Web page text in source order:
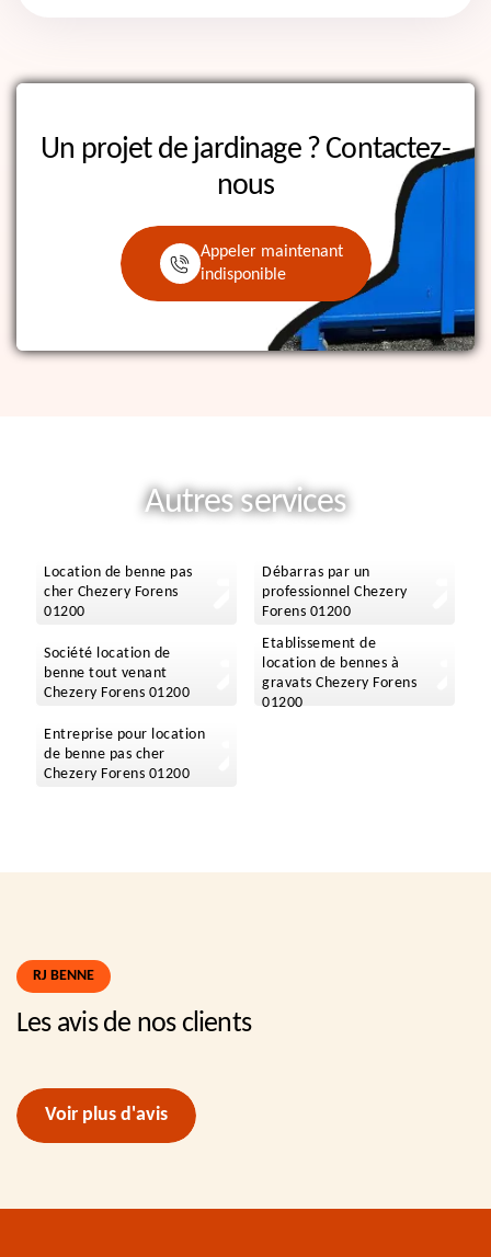
Un projet de jardinage ? Contactez-
nous
Appeler maintenant
indisponible
Autres services
Location de benne pas
cher Chezery Forens
01200
Débarras par un
professionnel Chezery
Forens 01200
Société location de
benne tout venant
Chezery Forens 01200
Etablissement de
location de bennes à
gravats Chezery Forens
01200
Entreprise pour location
de benne pas cher
Chezery Forens 01200
RJ BENNE
Les avis de nos clients
Voir plus d'avis